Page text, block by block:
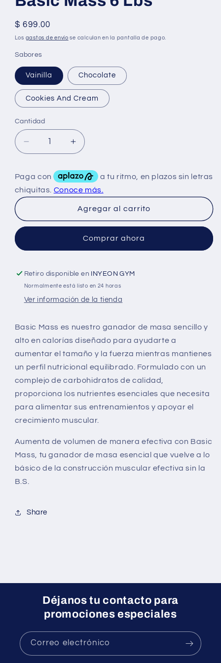
Precio
habitual
$ 699.00
Los gastos de envío se calculan en la pantalla de pago.
Sabores
Vainilla Chocolate
Cookies And Cream
Cantidad
Reducir
cantidad
Basic
Mass
6
Aumentar
cantidad
para
Basic
Mass
6
Lbs
Agregar al carrito
Comprar ahora
Retiro disponible en INYEON GYM
Normalmente está listo en 24 horas
Ver información de la tienda
Basic Mass es nuestro ganador de masa sencillo y
alto en calorías diseñado para ayudarte a
aumentar el tamaño y la fuerza mientras mantienes
un perfil nutricional equilibrado. Formulado con un
complejo de carbohidratos de calidad,
proporciona los nutrientes esenciales que necesita
para alimentar sus entrenamientos y apoyar el
crecimiento muscular.
Aumenta de volumen de manera efectiva con Basic
Mass, tu ganador de masa esencial que vuelve a lo
básico de la construcción muscular efectivasin la
B.S.
Share
Déjanos tu contacto para
promociones especiales
Correo electrónico